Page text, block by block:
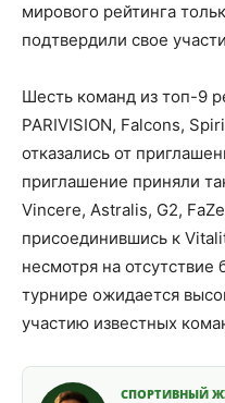
мирового рейтинга
подтвердили свое
Шесть команд из топ-9
PARIVISION, Falcons,
отказались от
приглашение приняли
Vincere, Astralis, G2,
присоединившись к
несмотря на
турнире ожидается
участию известных
СПОРТИВНЫЙ